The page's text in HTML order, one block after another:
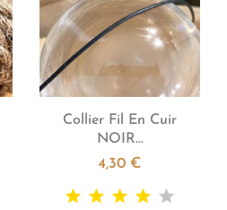
Aperçu rapide
Collier Fil En Cuir
NOIR...
4,30 €